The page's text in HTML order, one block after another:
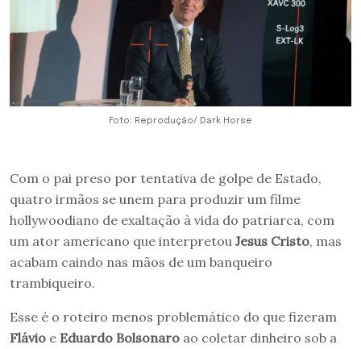
Foto: Reprodução/ Dark Horse
Com o pai preso por tentativa de golpe de Estado,
quatro irmãos se unem para produzir um filme
hollywoodiano de exaltação à vida do patriarca, com
um ator americano que interpretou Jesus Cristo, mas
acabam caindo nas mãos de um banqueiro
trambiqueiro.
Esse é o roteiro menos problemático do que fizeram
Flávio e Eduardo Bolsonaro ao coletar dinheiro sob a